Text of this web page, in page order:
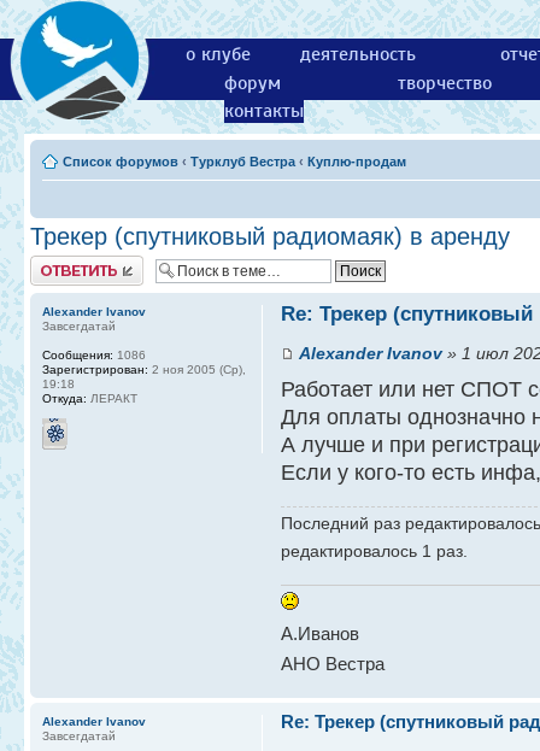
о клубе деятельность
форум
творчество
контакты
Список форумов ‹ Турклуб Вестра ‹ Куплю-продам
Трекер (спутниковый радиомаяк) в аренду
Ответить
Re: Трекер
Alexander Ivanov» 1 июл
Работает или нет СПОТ
Для оплаты однозначно
А лучше и при
Если у кого-то есть
Последний раз
редактировалось 1 раз.
А.Иванов
АНО Вестра
Alexander Ivanov
Завсегдатай
Сообщения: 1086
Зарегистрирован: 2 ноя 2005 (Ср),
19:18
Откуда: ЛЕРАКТ
Re: Трекер (спутниковый
Alexander Ivanov
Завсегдатай